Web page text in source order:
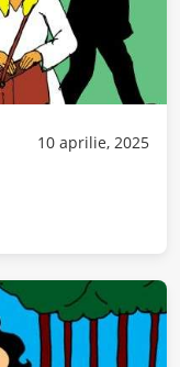
10 aprilie, 2025